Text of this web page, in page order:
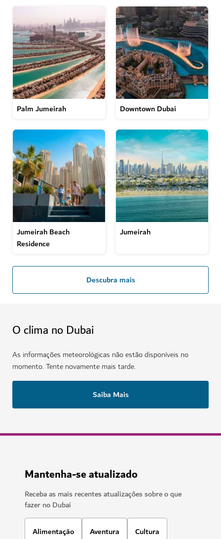
Palm Jumeirah Downtown Dubai
Jumeirah Beach
Residence
Jumeirah
Descubra mais
O clima no Dubai
As informações meteorológicas não estão disponíveis no
momento. Tente novamente mais tarde.
Saiba Mais
Mantenha-se atualizado
Receba as mais recentes atualizações sobre o que
fazer no Dubai
Alimentação Aventura Cultura